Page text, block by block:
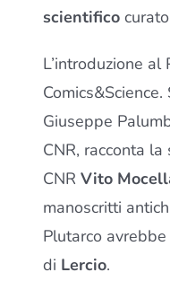
scientifico
L’introduzione
Giuseppe
CNR, racconta
CNR Vito
manoscritti
Plutarco
di Lercio.